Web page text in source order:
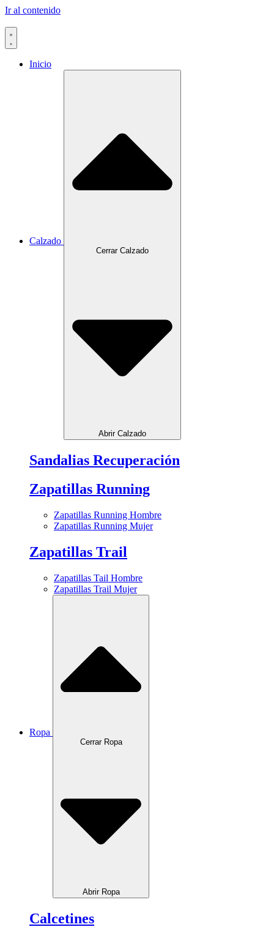
Ir al contenido
Inicio
Calzado
Cerrar Calzado
Abrir Calzado
Sandalias Recuperación
Zapatillas Running
Zapatillas Running Hombre
Zapatillas Running Mujer
Zapatillas Trail
Zapatillas Tail Hombre
Zapatillas Trail Mujer
Ropa
Cerrar Ropa
Abrir Ropa
Calcetines